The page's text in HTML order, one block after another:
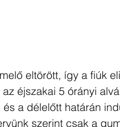
eltörött, így a fiúk
éjszakai 5 órányi
a délelőtt határán
szerint csak a